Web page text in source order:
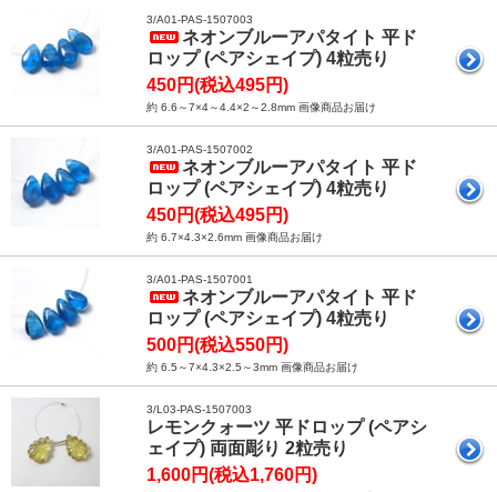
3/A01-PAS-1507003
ネオンブルーアパタイト 平ド
ロップ (ペアシェイプ) 4粒売り
450円(税込495円)
約 6.6～7×4～4.4×2～2.8mm 画像商品お届け
3/A01-PAS-1507002
ネオンブルーアパタイト 平ド
ロップ (ペアシェイプ) 4粒売り
450円(税込495円)
約 6.7×4.3×2.6mm 画像商品お届け
3/A01-PAS-1507001
ネオンブルーアパタイト 平ド
ロップ (ペアシェイプ) 4粒売り
500円(税込550円)
約 6.5～7×4.3×2.5～3mm 画像商品お届け
3/L03-PAS-1507003
レモンクォーツ 平ドロップ (ペアシ
ェイプ) 両面彫り 2粒売り
1,600円(税込1,760円)